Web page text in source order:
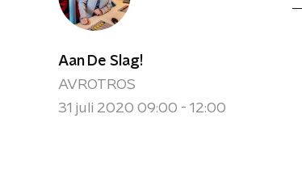
Aan De Slag!
AVROTROS
31 juli 2020 09:00 - 12:00